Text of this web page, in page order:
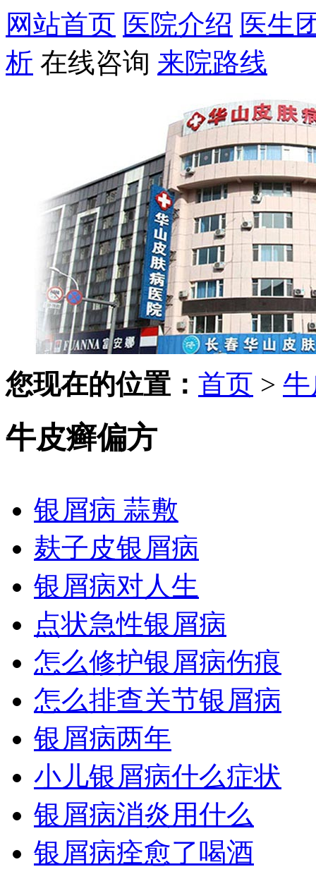
网站首页 医院介绍 医生
析 在线咨询 来院路线
您现在的位置： 首页 >
牛皮癣偏方
银屑病 蒜敷
麸子皮银屑病
银屑病对人生
点状急性银屑病
怎么修护银屑病伤痕
怎么排查关节银屑病
银屑病两年
小儿银屑病什么症状
银屑病消炎用什么
银屑病痊愈了喝酒